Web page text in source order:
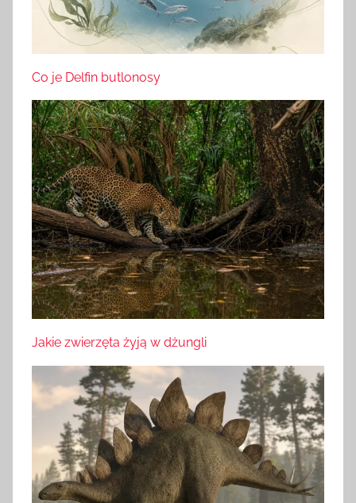
Co je Delfin butlonosy
Jakie zwierzęta żyją w dżungli